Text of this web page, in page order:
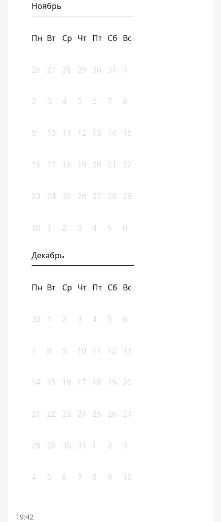
Ноябрь
Пн Вт Ср Чт Пт Сб Вс
26 27 28 29 30 31 1
2 3 4 5 6 7 8
9 10 11 12 13 14 15
16 17 18 19 20 21 22
23 24 25 26 27 28 29
30 1 2 3 4 5 6
Декабрь
Пн Вт Ср Чт Пт Сб Вс
30 1 2 3 4 5 6
7 8 9 10 11 12 13
14 15 16 17 18 19 20
21 22 23 24 25 26 27
28 29 30 31 1 2 3
4 5 6 7 8 9 10
19:42